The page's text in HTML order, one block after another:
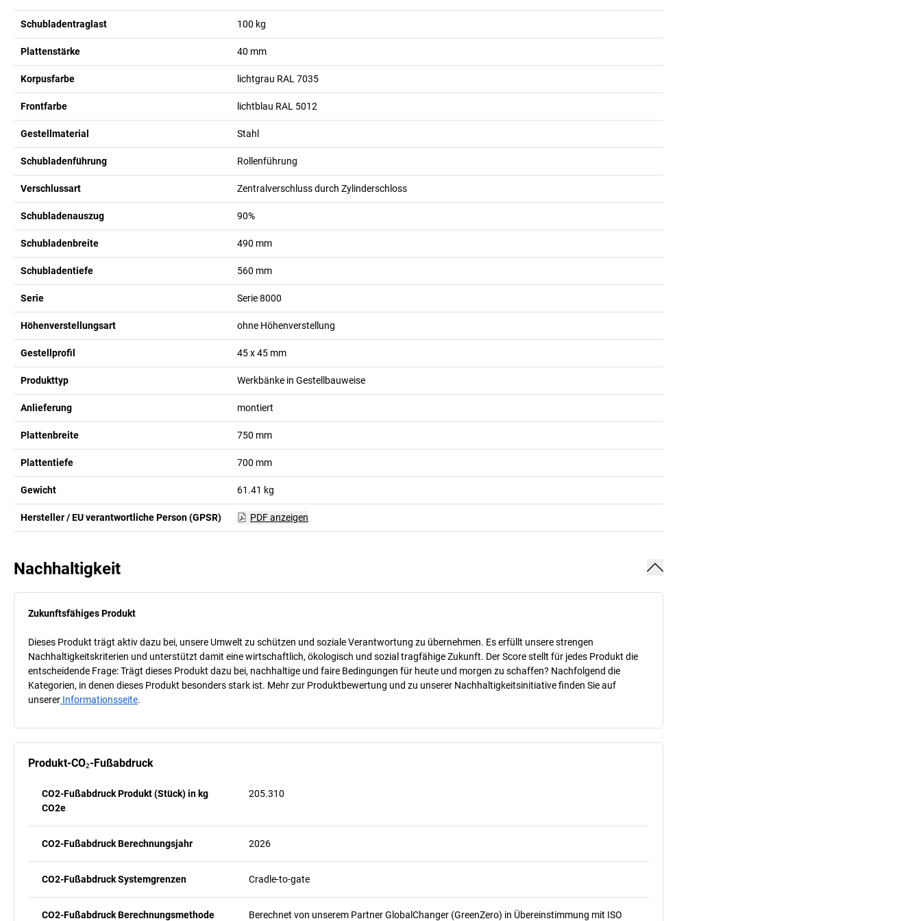
Schubladentraglast 100 kg
Plattenstärke 40 mm
Korpusfarbe lichtgrau RAL 7035
Frontfarbe lichtblau RAL 5012
Gestellmaterial Stahl
Schubladenführung Rollenführung
Verschlussart Zentralverschluss durch Zylinderschloss
Schubladenauszug 90%
Schubladenbreite 490 mm
Schubladentiefe 560 mm
Serie Serie 8000
Höhenverstellungsart ohne Höhenverstellung
Gestellprofil 45 x 45 mm
Produkttyp Werkbänke in Gestellbauweise
Anlieferung montiert
Plattenbreite 750 mm
Plattentiefe 700 mm
Gewicht 61.41 kg
Hersteller / EU verantwortliche Person (GPSR) PDF anzeigen
Nachhaltigkeit
Zukunftsfähiges Produkt
Dieses Produkt trägt aktiv dazu bei, unsere Umwelt zu schützen und soziale Verantwortung zu übernehmen. Es erfüllt unsere strengen
Nachhaltigkeitskriterien und unterstützt damit eine wirtschaftlich, ökologisch und sozial tragfähige Zukunft. Der Score stellt für jedes Produkt die
entscheidende Frage: Trägt dieses Produkt dazu bei, nachhaltige und faire Bedingungen für heute und morgen zu schaffen? Nachfolgend die
Kategorien, in denen dieses Produkt besonders stark ist. Mehr zur Produktbewertung und zu unserer Nachhaltigkeitsinitiative finden Sie auf
unserer Informationsseite.
Produkt-CO₂-Fußabdruck
CO2-Fußabdruck Produkt (Stück) in kg
CO2e
205.310
CO2-Fußabdruck Berechnungsjahr 2026
CO2-Fußabdruck Systemgrenzen Cradle-to-gate
CO2-Fußabdruck Berechnungsmethode Berechnet von unserem Partner GlobalChanger (GreenZero) in Übereinstimmung mit ISO